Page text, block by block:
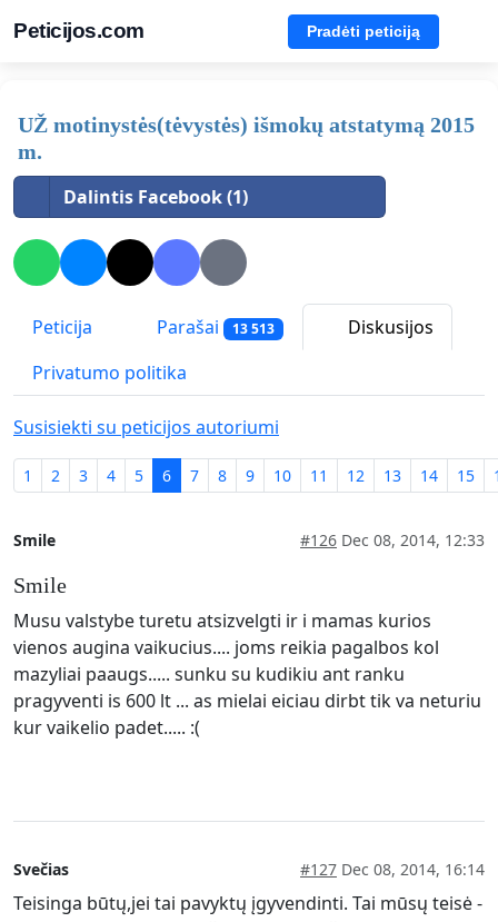
Peticijos.com Pradėti peticiją
UŽ motinystės(tėvystės) išmokų atstatymą 2015
m.
Dalintis Facebook (1)
Peticija Parašai 13 513
Diskusijos
Privatumo politika
Susisiekti su peticijos autoriumi
1 2 3 4 5 6 7 8 9 10 11 12 13 14 15
Smile #126 Dec 08, 2014, 12:33
Smile
Musu valstybe turetu atsizvelgti ir i mamas kurios
vienos augina vaikucius.... joms reikia pagalbos kol
mazyliai paaugs..... sunku su kudikiu ant ranku
pragyventi is 600 lt ... as mielai eiciau dirbt tik va neturiu
kur vaikelio padet..... :(
Svečias #127 Dec 08, 2014, 16:14
Teisinga būtų,jei tai pavyktų įgyvendinti. Tai mūsų teisė -